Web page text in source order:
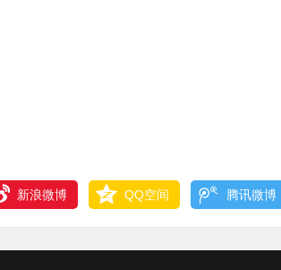
新浪微博 QQ空间 腾讯微博